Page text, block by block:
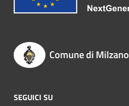
Comune di Milzano
SEGUICI SU